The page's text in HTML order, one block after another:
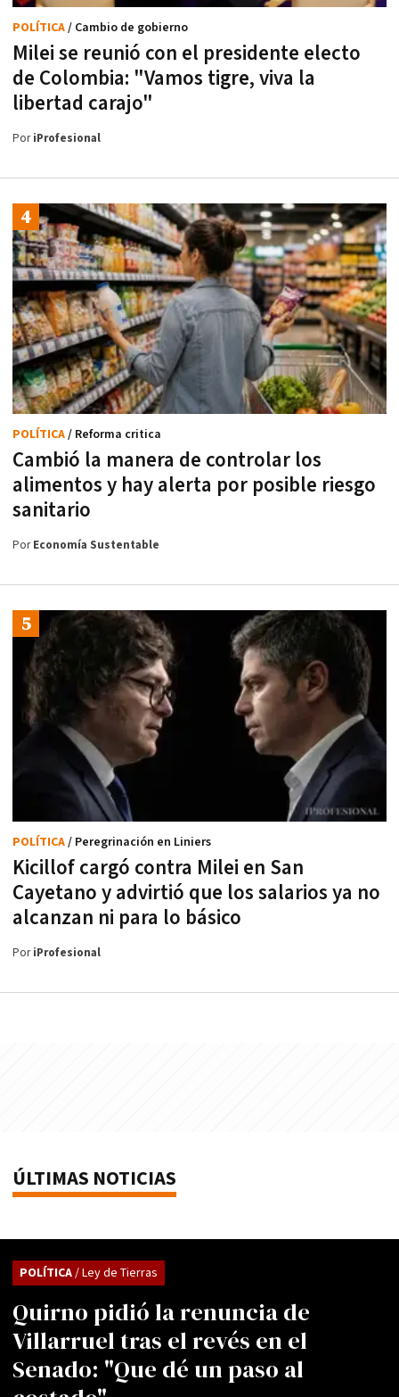
Milei se reunió con el presidente electo
de Colombia: "Vamos tigre, viva la
libertad carajo"
POLÍTICA/ Cambio de gobierno
PoriProfesional
Cambió la manera de controlar los
alimentos y hay alerta por posible riesgo
sanitario
POLÍTICA/ Reforma critica
PorEconomía Sustentable
Kicillof cargó contra Milei en San
Cayetano y advirtió que los salarios ya no
alcanzan ni para lo básico
POLÍTICA/ Peregrinación en Liniers
PoriProfesional
ÚLTIMAS NOTICIAS
Quirno pidió la renuncia de
Villarruel tras el revés en el
Senado: "Que dé un paso al
POLÍTICA/ Ley de Tierras